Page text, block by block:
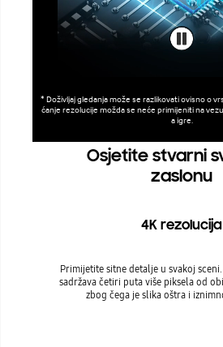
* Doživljaj gledanja može se razlikovati ovisno o
ćanje rezolucije možda se neće primijeniti na
a igre.
Osjetite stvarni
zaslonu
4K rezolucija
Primijetite sitne detalje u svakoj
sadržava četiri puta više piksela od
zbog čega je slika oštra i